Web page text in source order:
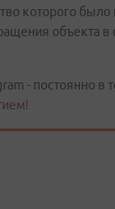
которого
объекта в
- постоянно в